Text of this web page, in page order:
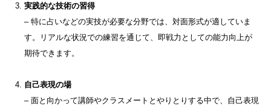
実践的な技術の習得
– 特に占いなどの実技が必要な分野では、対面形式が適していま
す。リアルな状況での練習を通じて、即戦力としての能力向上が
期待できます。
自己表現の場
– 面と向かって講師やクラスメートとやりとりする中で、自己表現